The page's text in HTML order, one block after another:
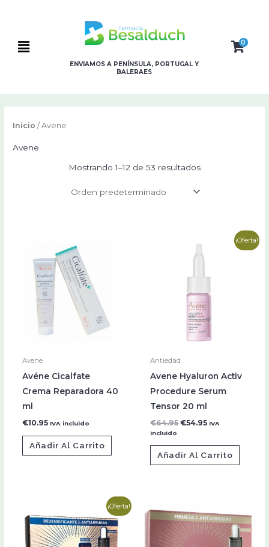
Flyout
ENVIAMOS A PENÍNSULA, PORTUGAL Y
BALERAES
0
Inicio / Avene
Avene
Mostrando 1–12 de 53 resultados
Avene
Avéne Cicalfate
Crema Reparadora 40
ml
€10.95 IVA incluido
Añadir Al Carrito
¡Oferta!
Antiedad
Avene Hyaluron Activ
Procedure Serum
Tensor 20 ml
€64.95
precio
original
€64.95.
€54.95
€54.95.
IVA
incluido
Añadir Al Carrito
¡Oferta!
original
era:
€49.00.
precio
actual
es:
€44.10.